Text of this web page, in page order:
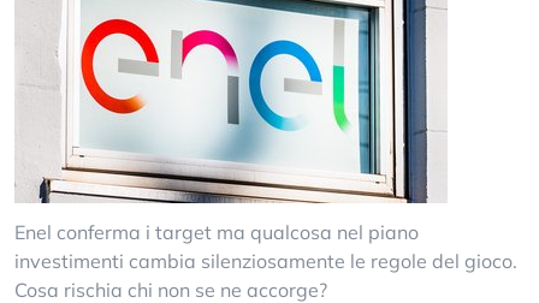
Enel conferma i target ma qualcosa nel piano
investimenti cambia silenziosamente le regole del gioco.
Cosa rischia chi non se ne accorge?